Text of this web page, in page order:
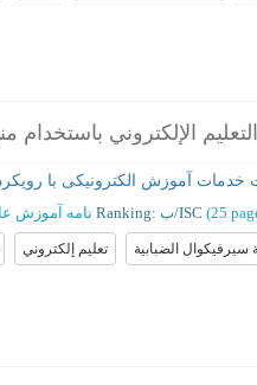
الإلكتروني باستخدام
آموزش الکترونیکی با
نامه آموزش Ranking: ب/ISC (‎25
تعليم إلكتروني سيرفيكوال الضبابية